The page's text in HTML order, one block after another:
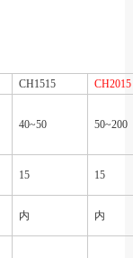
CH1515
CH2015
40~50 50~200
15 15
内 内